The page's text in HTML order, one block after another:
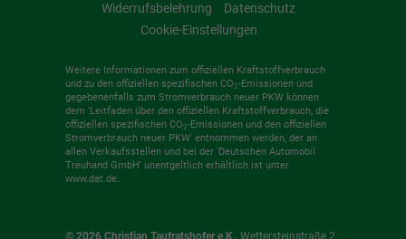
Widerrufsbelehrung
Datenschutz
Cookie-Einstellungen
Weitere Informationen zum offiziellen Kraftstoffverbrauch
und zu den offiziellen spezifischen CO2-Emissionen und
gegebenenfalls zum Stromverbrauch neuer PKW können
dem 'Leitfaden über den offiziellen Kraftstoffverbrauch, die
offiziellen spezifischen CO2-Emissionen und den offiziellen
Stromverbrauch neuer PKW' entnommen werden, der an
allen Verkaufsstellen und bei der 'Deutschen Automobil
Treuhand GmbH' unentgeltlich erhältlich ist unter
www.dat.de.